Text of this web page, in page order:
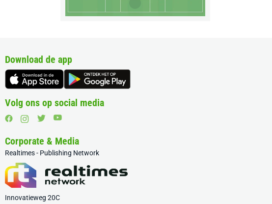
Download de app
Volg ons op social media
Corporate & Media
Realtimes - Publishing Network
Innovatieweg 20C